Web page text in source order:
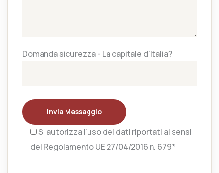
Domanda sicurezza - La capitale d'Italia?
Invia Messaggio
Si autorizza l’uso dei dati riportati ai sensi
del Regolamento UE 27/04/2016 n. 679*